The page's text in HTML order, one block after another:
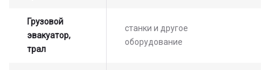
Грузовой
эвакуатор,
трал
станки и другое
оборудование